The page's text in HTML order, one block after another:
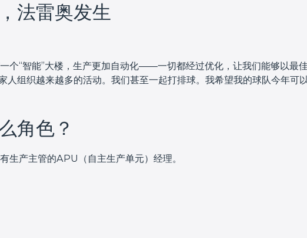
法雷奥发生
个“智能”大楼，生产更加自动化——一切都经过优化，让我们能够以最佳
人组织越来越多的活动。我们甚至一起打排球。我希望我的球队今年可
角色？
生产主管的APU（自主生产单元）经理。